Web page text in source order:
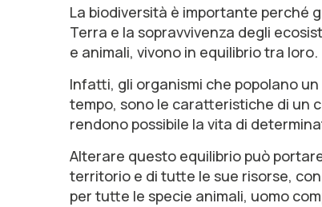
La biodiversità è importante perché
Terra e la sopravvivenza degli
e animali, vivono in equilibrio tra loro.
Infatti, gli organismi che popolano
tempo, sono le caratteristiche di un
rendono possibile la vita di
Alterare questo equilibrio può
territorio e di tutte le sue risorse,
per tutte le specie animali, uomo